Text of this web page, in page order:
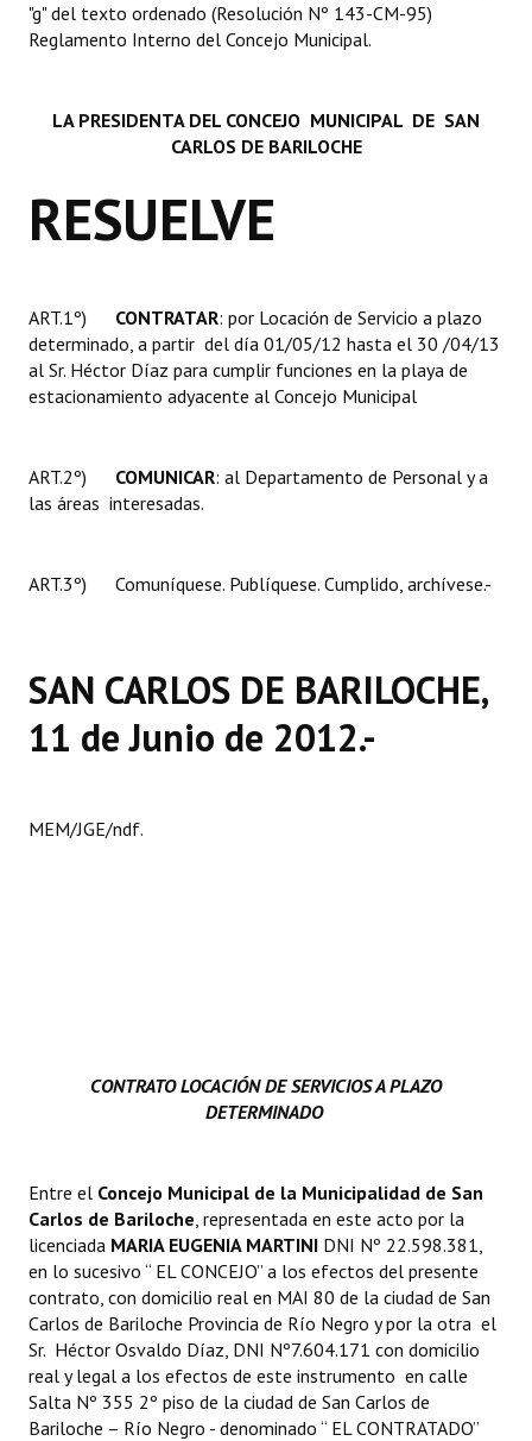
Resoluciones
INSTITUCIONAL
Noticias Destacadas
Datos Históricos
Premio al Mérito - Registro
Mujeres que Dejaron Huellas - Registro
Ciudadano Ilustre - Registro
Antiguos Pobladores - Registro
"g" del texto ordenado (Resolución Nº 143-CM-95)
Reglamento Interno del Concejo Municipal.
LA PRESIDENTA DEL CONCEJO MUNICIPAL DE SAN
CARLOS DE BARILOCHE
RESUELVE
ART.1º) CONTRATAR: por Locación de Servicio a plazo
determinado, a partir del día 01/05/12 hasta el 30 /04/13
al Sr. Héctor Díaz para cumplir funciones en la playa de
estacionamiento adyacente al Concejo Municipal
ART.2º) COMUNICAR: al Departamento de Personal y a
las áreas interesadas.
ART.3º) Comuníquese. Publíquese. Cumplido, archívese.-
SAN CARLOS DE BARILOCHE,
11 de Junio de 2012.-
MEM/JGE/ndf.
CONTRATO LOCACIÓN DE SERVICIOS A PLAZO
DETERMINADO
Entre el Concejo Municipal de la Municipalidad de San
Carlos de Bariloche, representada en este acto por la
licenciada MARIA EUGENIA MARTINI DNI Nº 22.598.381,
en lo sucesivo “ EL CONCEJO” a los efectos del presente
contrato, con domicilio real en MAI 80 de la ciudad de San
Carlos de Bariloche Provincia de Río Negro y por la otra el
Sr. Héctor Osvaldo Díaz, DNI Nº7.604.171 con domicilio
real y legal a los efectos de este instrumento en calle
Salta Nº 355 2º piso de la ciudad de San Carlos de
Bariloche – Río Negro - denominado “ EL CONTRATADO”